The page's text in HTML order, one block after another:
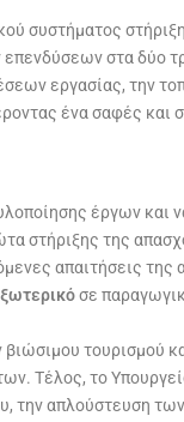
συστήματος
στα δύο
εργασίας, την
ένα σαφές και
έργων και
στήριξης της
απαιτήσεις της
σε
τουρισμού
Τέλος, το
την απλούστευση